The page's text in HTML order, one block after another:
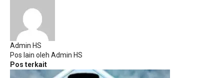
Admin HS
Pos lain oleh Admin HS
Pos terkait